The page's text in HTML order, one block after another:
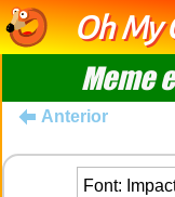
Oh My
Meme
Anterior